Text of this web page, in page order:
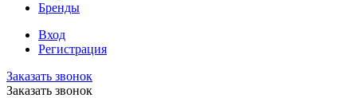
Бренды
Вход
Регистрация
Заказать звонок
Заказать звонок